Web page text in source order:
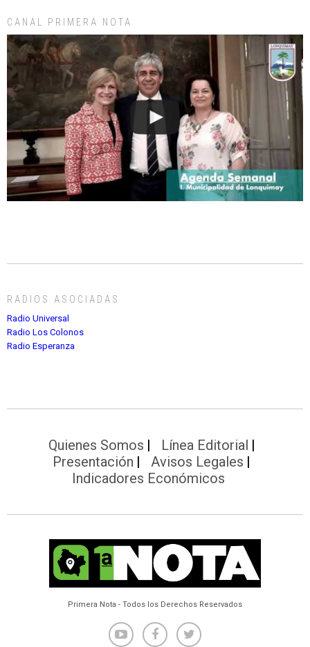
CANAL PRIMERA NOTA
RADIOS ASOCIADAS
Radio Universal
Radio Los Colonos
Radio Esperanza
Quienes Somos
Línea Editorial
Presentación
Avisos Legales
Indicadores Económicos
Primera Nota - Todos los Derechos Reservados